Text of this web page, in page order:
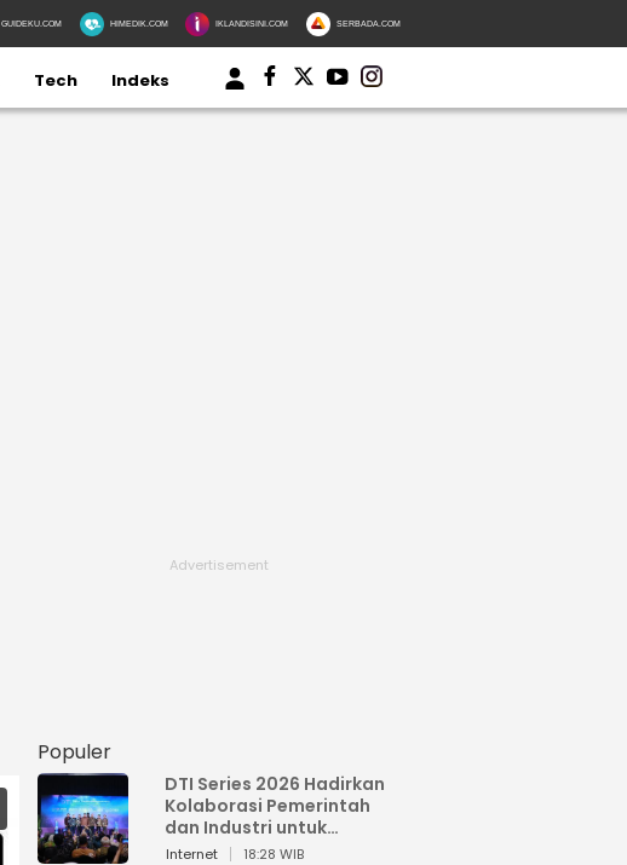
GUIDEKU.COM HIMEDIK.COM IKLANDISINI.COM SERBADA.COM
Tech Indeks
Populer
DTI Series 2026 Hadirkan
Kolaborasi Pemerintah
dan Industri untuk
Percepatan
Internet 18:28 WIB